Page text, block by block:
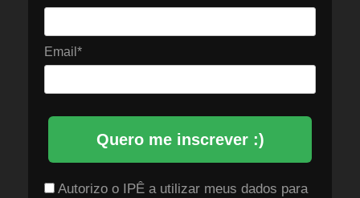
Email*
Quero me inscrever :)
Autorizo o IPÊ a utilizar meus dados para